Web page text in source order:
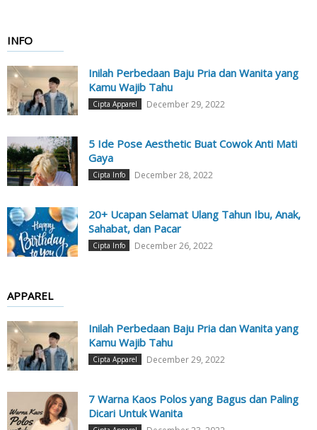
INFO
Inilah Perbedaan Baju Pria dan Wanita yang
Kamu Wajib Tahu
Cipta Apparel December 29, 2022
5 Ide Pose Aesthetic Buat Cowok Anti Mati
Gaya
Cipta Info December 28, 2022
20+ Ucapan Selamat Ulang Tahun Ibu, Anak,
Sahabat, dan Pacar
Cipta Info December 26, 2022
APPAREL
Inilah Perbedaan Baju Pria dan Wanita yang
Kamu Wajib Tahu
Cipta Apparel December 29, 2022
7 Warna Kaos Polos yang Bagus dan Paling
Dicari Untuk Wanita